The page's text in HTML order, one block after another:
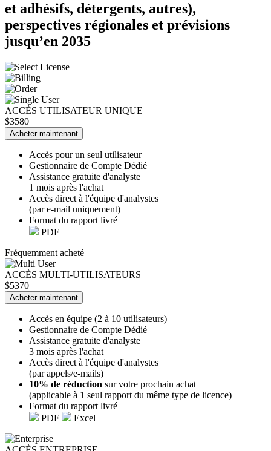
et adhésifs, détergents, autres),
perspectives régionales et prévisions
jusqu’en 2035
ACCÈS UTILISATEUR UNIQUE
$3580
Acheter maintenant
Accès pour un seul utilisateur
Gestionnaire de Compte Dédié
Assistance gratuite d'analyste
1 mois après l'achat
Accès direct à l'équipe d'analystes
(par e-mail uniquement)
Format du rapport livré
PDF
Fréquemment acheté
ACCÈS MULTI-UTILISATEURS
$5370
Acheter maintenant
Accès en équipe (2 à 10 utilisateurs)
Gestionnaire de Compte Dédié
Assistance gratuite d'analyste
3 mois après l'achat
Accès direct à l'équipe d'analystes
(par appels/e-mails)
10% de réduction sur votre prochain achat
(applicable à 1 seul rapport du même type de licence)
Format du rapport livré
PDF
Excel